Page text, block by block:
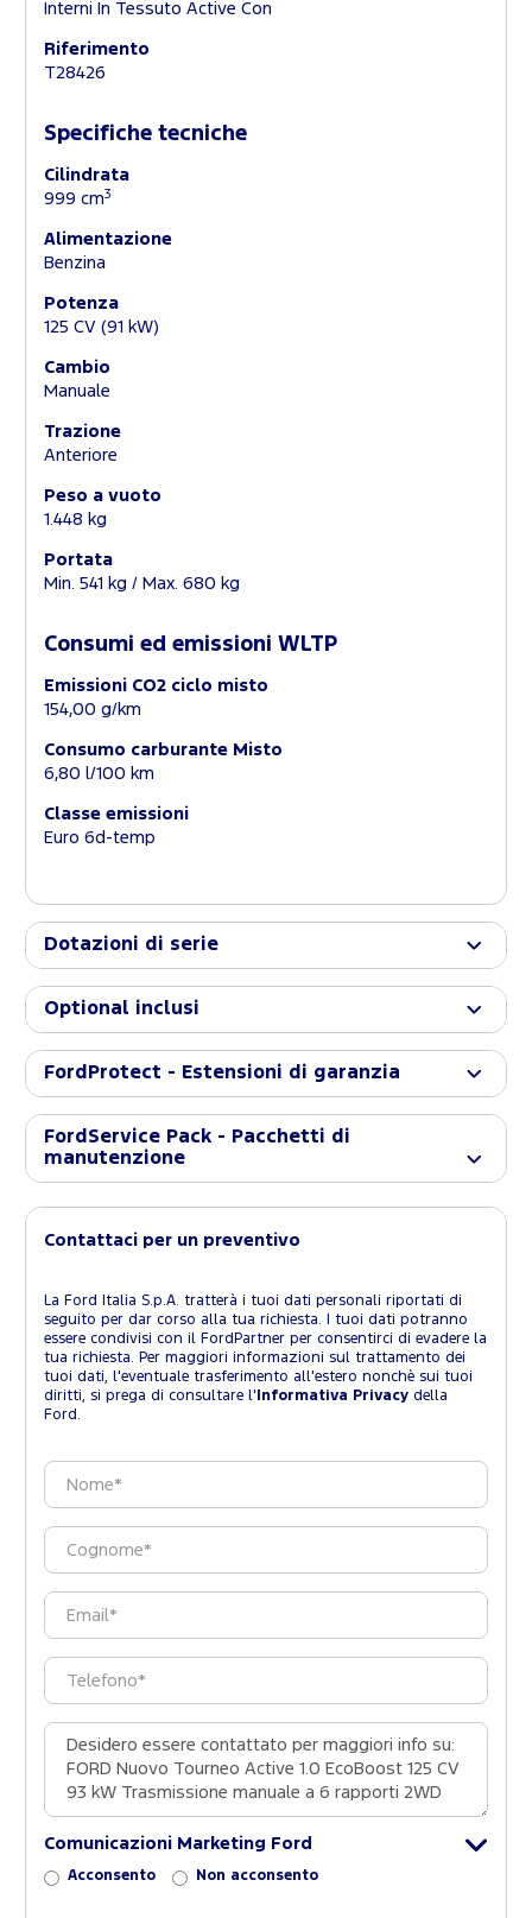
Interni In Tessuto Active Con
Riferimento
T28426
Specifiche tecniche
Cilindrata
999 cm3
Alimentazione
Benzina
Potenza
125 CV (91 kW)
Cambio
Manuale
Trazione
Anteriore
Peso a vuoto
1.448 kg
Portata
Min. 541 kg / Max. 680 kg
Consumi ed emissioni WLTP
Emissioni CO2 ciclo misto
154,00 g/km
Consumo carburante Misto
6,80 l/100 km
Classe emissioni
Euro 6d-temp
Dotazioni di serie
Optional inclusi
FordProtect - Estensioni di garanzia
FordService Pack - Pacchetti di
manutenzione
Contattaci per un preventivo
La Ford Italia S.p.A. tratterà i tuoi dati personali riportati di
seguito per dar corso alla tua richiesta. I tuoi dati potranno
essere condivisi con il FordPartner per consentirci di evadere la
tua richiesta. Per maggiori informazioni sul trattamento dei
tuoi dati, l'eventuale trasferimento all'estero nonchè sui tuoi
diritti, si prega di consultare l' Informativa Privacy della
Ford.
Comunicazioni Marketing Ford
Acconsento Non acconsento